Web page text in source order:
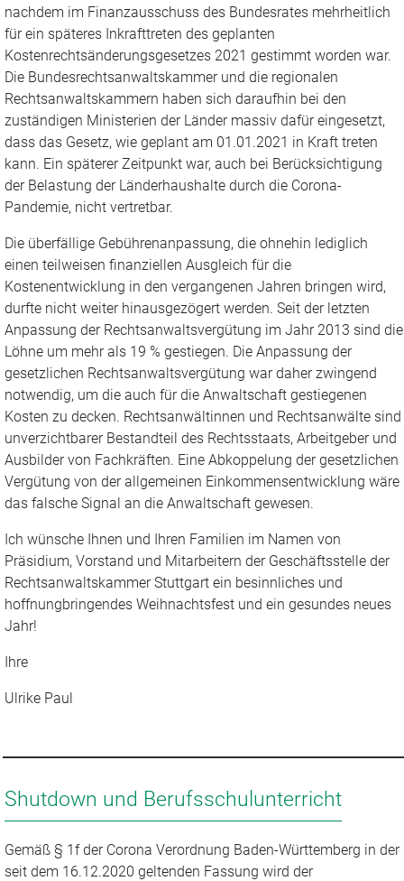
nachdem im Finanzausschuss des Bundesrates mehrheitlich
für ein späteres Inkrafttreten des geplanten
Kostenrechtsänderungsgesetzes 2021 gestimmt worden war.
Die Bundesrechtsanwaltskammer und die regionalen
Rechtsanwaltskammern haben sich daraufhin bei den
zuständigen Ministerien der Länder massiv dafür eingesetzt,
dass das Gesetz, wie geplant am 01.01.2021 in Kraft treten
kann. Ein späterer Zeitpunkt war, auch bei Berücksichtigung
der Belastung der Länderhaushalte durch die Corona-
Pandemie, nicht vertretbar.
Die überfällige Gebührenanpassung, die ohnehin lediglich
einen teilweisen finanziellen Ausgleich für die
Kostenentwicklung in den vergangenen Jahren bringen wird,
durfte nicht weiter hinausgezögert werden. Seit der letzten
Anpassung der Rechtsanwaltsvergütung im Jahr 2013 sind die
Löhne um mehr als 19 % gestiegen. Die Anpassung der
gesetzlichen Rechtsanwaltsvergütung war daher zwingend
notwendig, um die auch für die Anwaltschaft gestiegenen
Kosten zu decken. Rechtsanwältinnen und Rechtsanwälte sind
unverzichtbarer Bestandteil des Rechtsstaats, Arbeitgeber und
Ausbilder von Fachkräften. Eine Abkoppelung der gesetzlichen
Vergütung von der allgemeinen Einkommensentwicklung wäre
das falsche Signal an die Anwaltschaft gewesen.
Ich wünsche Ihnen und Ihren Familien im Namen von
Präsidium, Vorstand und Mitarbeitern der Geschäftsstelle der
Rechtsanwaltskammer Stuttgart ein besinnliches und
hoffnungbringendes Weihnachtsfest und ein gesundes neues
Jahr!
Ihre
Ulrike Paul
Shutdown und Berufsschulunterricht
Gemäß § 1f der Corona Verordnung Baden-Württemberg in der
seit dem 16.12.2020 geltenden Fassung wird der